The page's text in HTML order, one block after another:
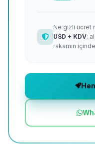
Ne gizli ücret
USD + KDV;
rakamın